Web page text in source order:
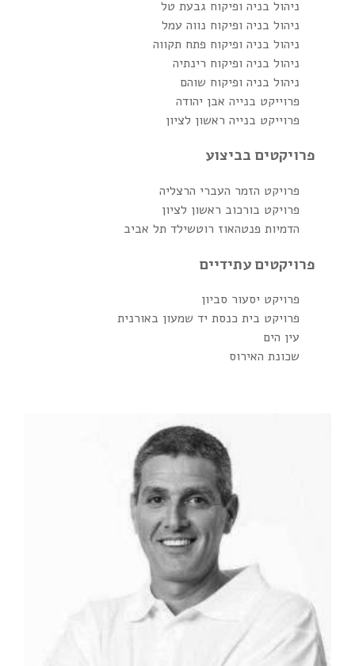
ניהול בניה ופיקוח גבעת טל
ניהול בניה ופיקוח נווה עמל
ניהול בניה ופיקוח פתח תקווה
ניהול בניה ופיקוח רינתיה
ניהול בניה ופיקוח שוהם
פרוייקט בנייה אבן יהודה
פרוייקט בנייה ראשון לציון
פרויקטים בביצוע
פרויקט הזמר העברי הרצליה
פרויקט בורכוב ראשון לציון
הדמיות פנטהאוז רוטשילד תל אביב
פרויקטים עתידיים
פרויקט יסעור סביון
פרויקט בית כנסת יד שמעון באורנית
עין הים
שכונת האירוס